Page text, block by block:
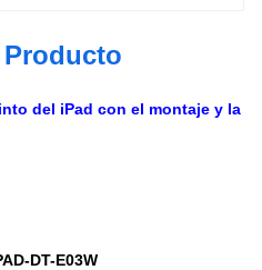
del iPad con el montaje y la
DT-E03W